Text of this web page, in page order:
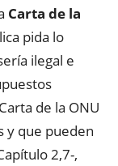
Carta de la
pida lo
ilegal e
de la ONU
y que pueden
2,7-,